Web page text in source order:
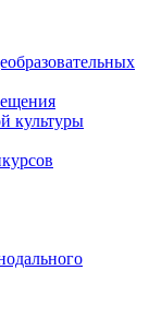
культуры